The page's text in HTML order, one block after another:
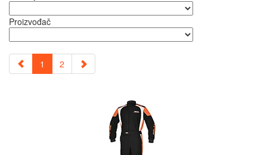
Proizvođač
1 2